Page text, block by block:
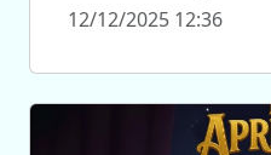
12/12/2025 12:36